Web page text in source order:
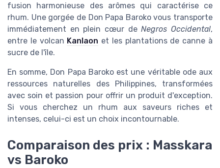
fusion harmonieuse des arômes qui caractérise ce
rhum. Une gorgée de Don Papa Baroko vous transporte
immédiatement en plein cœur deNegros Occidental,
entre le volcan Kanlaon et les plantations de canne à
sucre de l'île.
En somme, Don Papa Baroko est une véritable ode aux
ressources naturelles des Philippines, transformées
avec soin et passion pour offrir un produit d'exception.
Si vous cherchez un rhum aux saveurs riches et
intenses, celui-ci est un choix incontournable.
Comparaison des prix : Masskara
vs Baroko